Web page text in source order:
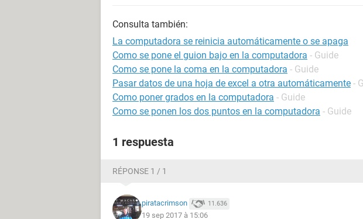
Consulta también:
La computadora se reinicia automáticamente o se apaga
Como se pone el guion bajo en la computadora - Guide
Como se pone la coma en la computadora - Guide
Pasar datos de una hoja de excel a otra automáticamente -
Como poner grados en la computadora - Guide
Como se ponen los dos puntos en la computadora - Guide
1 respuesta
RÉPONSE 1 / 1
piratacrimson 11.636
19 sep 2017 à 15:06